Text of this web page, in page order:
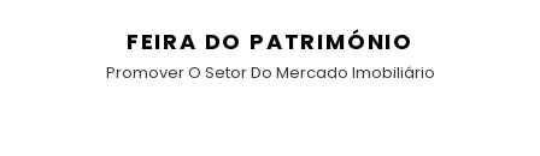
FEIRA DO PATRIMÓNIO
Promover O Setor Do Mercado Imobiliário